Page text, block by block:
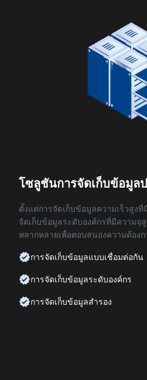
โซลูชันการจัดเก็บข้อมูล
ตั้งแต่การจัดเก็บข้อมูลความเร็วสูง
จัดเก็บข้อมูลระดับองค์กรที่มีความจุสู
หลากหลายเพื่อตอบสนองความต้อง
การจัดเก็บข้อมูลแบบเชื่อมต่อกัน
การจัดเก็บข้อมูลระดับองค์กร
การจัดเก็บข้อมูลสำรอง